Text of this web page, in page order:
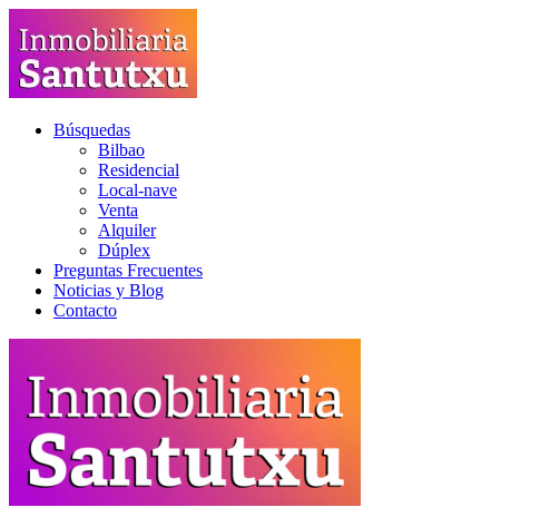
Búsquedas
Bilbao
Residencial
Local-nave
Venta
Alquiler
Dúplex
Preguntas Frecuentes
Noticias y Blog
Contacto